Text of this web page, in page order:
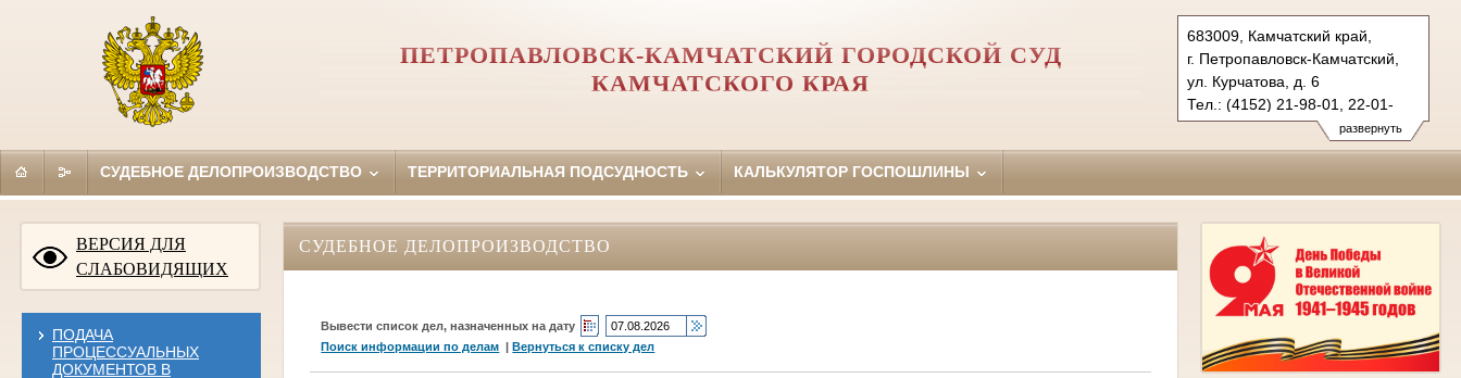
развернуть
683009, Камчатский край,
г. Петропавловск-Камчатский,
ул. Курчатова, д. 6
Тел.: (4152) 21-98-01, 22-01-
12 (ф.)
p-kamchatsky.kam@sudrf.ru
ПЕТРОПАВЛОВСК-КАМЧАТСКИЙ ГОРОДСКОЙ СУД
КАМЧАТСКОГО КРАЯ
СУДЕБНОЕ ДЕЛОПРОИЗВОДСТВО ТЕРРИТОРИАЛЬНАЯ ПОДСУДНОСТЬ КАЛЬКУЛЯТОР ГОСПОШЛИНЫ
ВЕРСИЯ ДЛЯ
СЛАБОВИДЯЩИХ
ПОДАЧА
ПРОЦЕССУАЛЬНЫХ
ДОКУМЕНТОВ В
СУДЕБНОЕ ДЕЛОПРОИЗВОДСТВО
Вывести список дел, назначенных на дату
Поиск информации по делам |Вернуться к списку дел